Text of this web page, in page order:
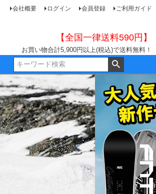
会社概要 ログイン 会員登録 ご利用ガイド
【全国一律送料590円】
お買い物合計5,900円以上(税込)で送料無料！